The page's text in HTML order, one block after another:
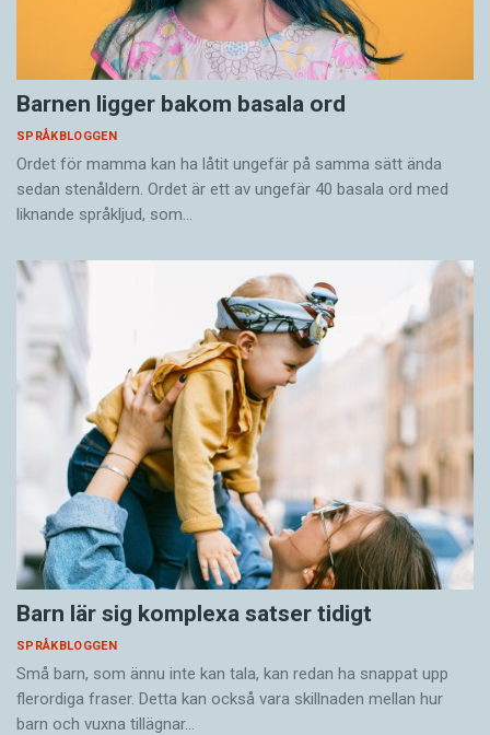
Barnen ligger bakom basala ord
SPRÅKBLOGGEN
Ordet för mamma kan ha låtit ungefär på samma sätt ända
sedan stenåldern. Ordet är ett av ungefär 40 basala ord med
liknande språkljud, som…
Barn lär sig komplexa satser tidigt
SPRÅKBLOGGEN
Små barn, som ännu inte kan tala, kan redan ha snappat upp
flerordiga fraser. Detta kan också vara skillnaden mellan hur
barn och vuxna tillägnar…